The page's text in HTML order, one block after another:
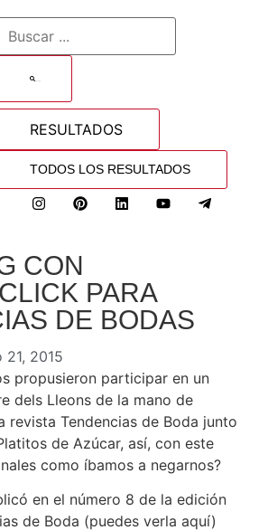
RESULTADOS
TODOS LOS RESULTADOS
CON
PARA
DE BODAS
21, 2015
propusieron participar en un
dels Lleons de la mano de
revista Tendencias de Boda junto
de Azúcar, así, con este
como íbamos a negarnos?
en el número 8 de la edición
de Boda (puedes verla aquí)